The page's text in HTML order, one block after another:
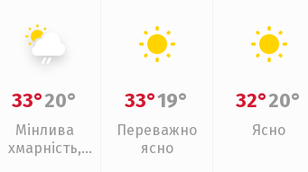
33°20°
Мінлива
хмарність,
33°19°
Переважно
ясно
32°20°
Ясно